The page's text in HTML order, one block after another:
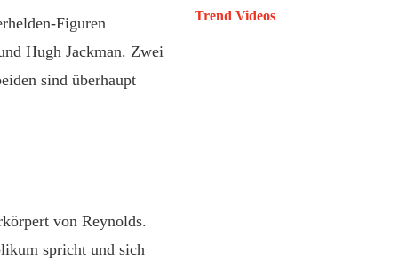
Figuren
Hugh Jackman. Zwei
sind überhaupt
von Reynolds.
spricht und sich
Trend Videos